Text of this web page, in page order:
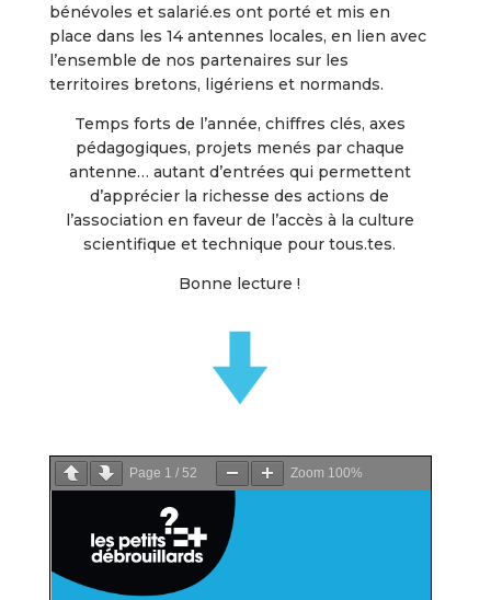
bénévoles et salarié.es ont porté et mis en
place dans les 14 antennes locales, en lien avec
l’ensemble de nos partenaires sur les
territoires bretons, ligériens et normands.
Temps forts de l’année, chiffres clés, axes
pédagogiques, projets menés par chaque
antenne… autant d’entrées qui permettent
d’apprécier la richesse des actions de
l’association en faveur de l’accès à la culture
scientifique et technique pour tous.tes.
Bonne lecture !
Page 1 / 52 Zoom 100%